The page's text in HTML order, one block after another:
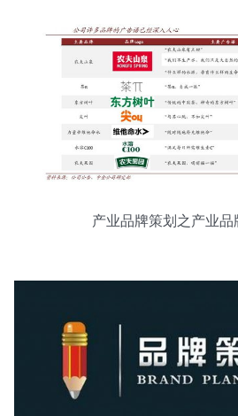
产业品牌策划之产业品